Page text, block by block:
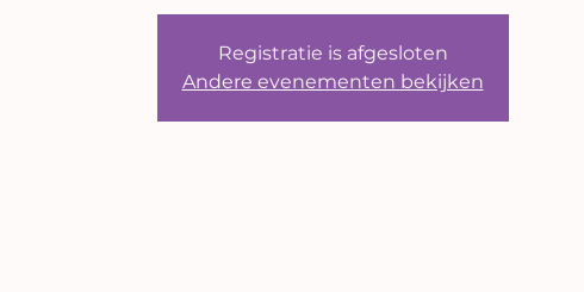
Registratie is afgesloten
Andere evenementen bekijken